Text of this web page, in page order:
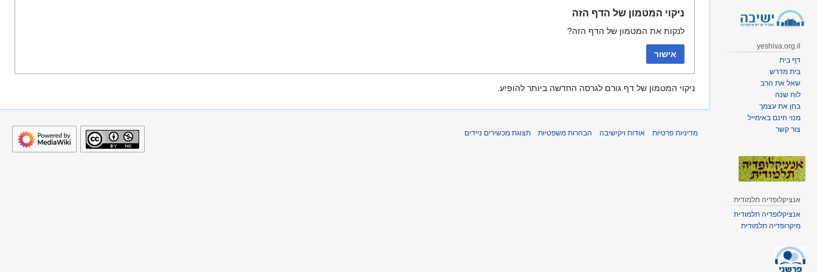
לניווט
לחיפוש
ניקוי המטמון של הדף הזה
לנקות את המטמון של הדף הזה?
אישור
ניקוי המטמון של דף גורם לגרסה החדשה ביותר להופיע.
yeshiva.org.il
דף בית
בית מדרש
שאל את הרב
לוח שנה
בחן את עצמך
מנוי חינם באימייל
צור קשר
אנציקלופדיה תלמודית
אנציקלופדיה תלמודית
מיקרופדיה תלמודית
מדיניות פרטיות אודות ויקישיבה הבהרות משפטיות תצוגת מכשירים ניידים